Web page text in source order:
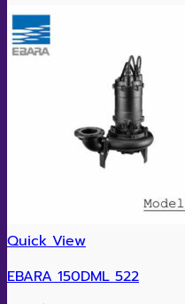
Quick View
EBARA 150DML 522